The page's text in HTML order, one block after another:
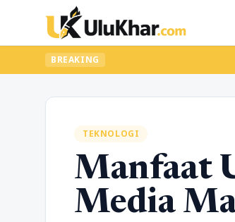
BREAKING
TEKNOLOGI
Manfaat
Media